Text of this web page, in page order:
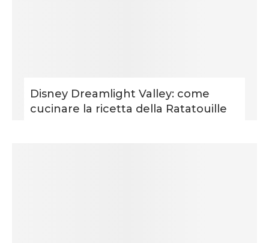
Disney Dreamlight Valley: come
cucinare la ricetta della Ratatouille